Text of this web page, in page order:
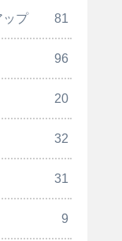
ップ 81
96
20
32
31
9